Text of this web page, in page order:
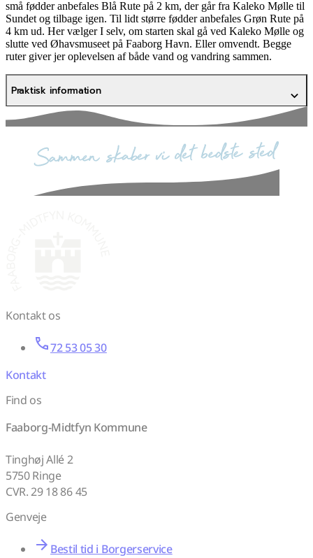
små fødder anbefales Blå Rute på 2 km, der går fra Kaleko Mølle til
Sundet og tilbage igen. Til lidt større fødder anbefales Grøn Rute på
4 km ud. Her vælger I selv, om starten skal gå ved Kaleko Mølle og
slutte ved Øhavsmuseet på Faaborg Havn. Eller omvendt. Begge
ruter giver jer oplevelsen af både vand og vandring sammen.
Praktisk information
sammen skaber vi det bedste sted
Kontakt os
72 53 05 30
Kontakt
Find os
Faaborg-Midtfyn Kommune
Tinghøj Allé 2
5750 Ringe
CVR. 29 18 86 45
Genveje
Bestil tid i Borgerservice